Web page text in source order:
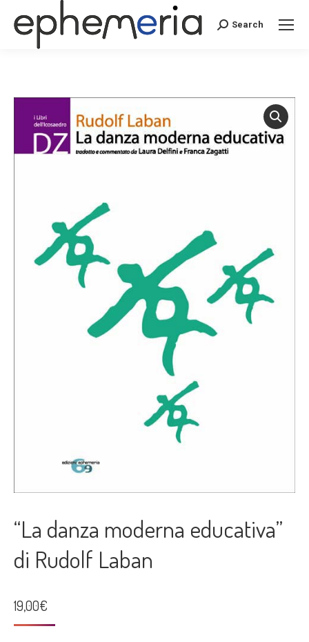
Search:Search
“La danza moderna educativa”
di Rudolf Laban
19,00€